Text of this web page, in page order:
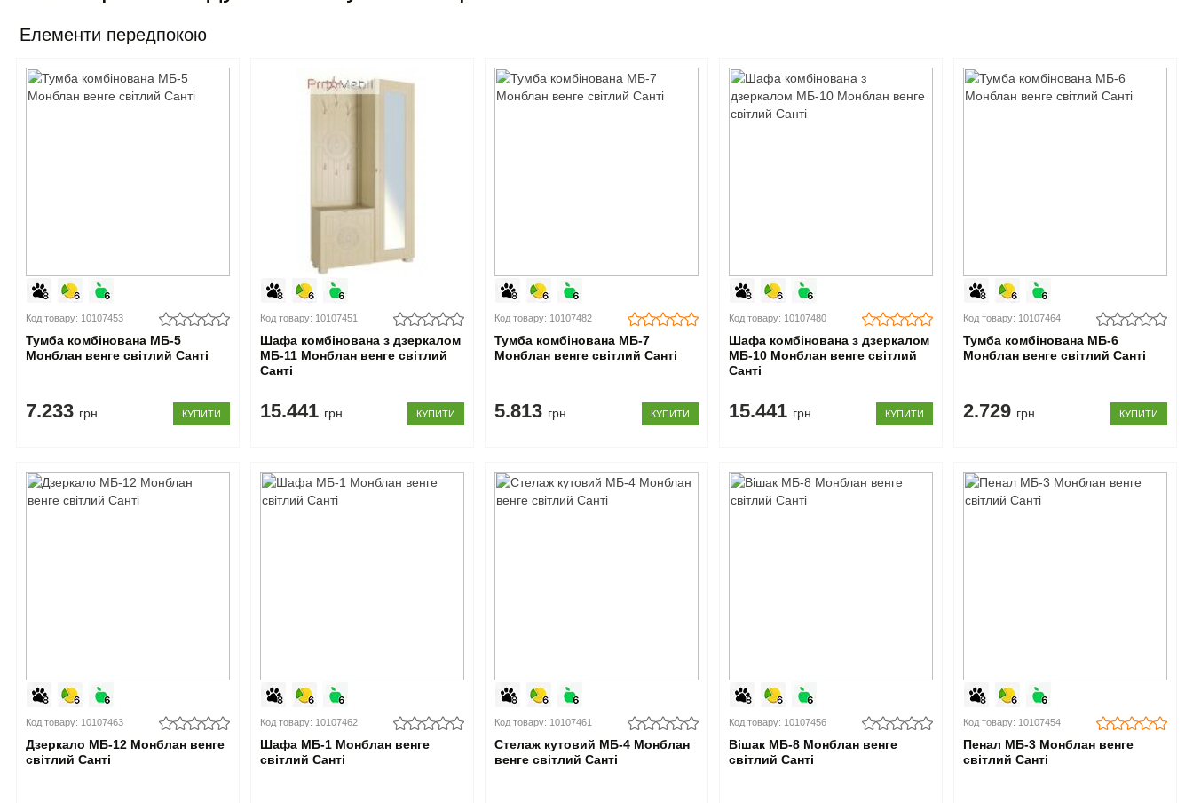
Елементи передпокою
Код товару: 10107453
Тумба комбінована МБ-5
Монблан венге світлий Санті
7.233 грн КУПИТИ
Код товару: 10107451
Шафа комбінована з дзеркалом
МБ-11 Монблан венге світлий
Санті
15.441 грн КУПИТИ
Код товару: 10107482
Тумба комбінована МБ-7
Монблан венге світлий Санті
5.813 грн КУПИТИ
Код товару: 10107480
Шафа комбінована з дзеркалом
МБ-10 Монблан венге світлий
Санті
15.441 грн КУПИТИ
Код товару: 10107464
Тумба комбінована МБ-6
Монблан венге світлий Санті
2.729 грн КУПИТИ
Код товару: 10107463
Дзеркало МБ-12 Монблан венге
світлий Санті
Код товару: 10107462
Шафа МБ-1 Монблан венге
світлий Санті
Код товару: 10107461
Стелаж кутовий МБ-4 Монблан
венге світлий Санті
Код товару: 10107456
Вішак МБ-8 Монблан венге
світлий Санті
Код товару: 10107454
Пенал МБ-3 Монблан венге
світлий Санті